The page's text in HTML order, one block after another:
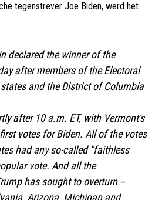
tegenstrever Joe Biden, werd het
declared the winner of the
after members of the Electoral
and the District of Columbia
after 10 a.m. ET, with Vermont's
votes for Biden. All of the votes
had any so-called "faithless
vote. And all the
has sought to overturn --